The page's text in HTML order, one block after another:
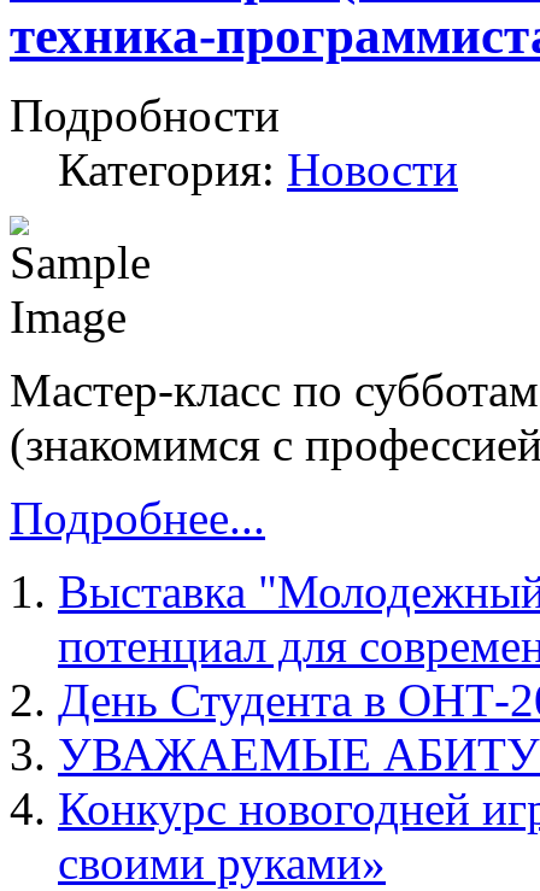
техника-
Подробности
Категория: Новости
Мастер-класс по
(знакомимся с
Подробнее...
Выставка
потенциал для
День Студента в ОНТ-
УВАЖАЕМЫЕ
Конкурс новогодней
своими руками»